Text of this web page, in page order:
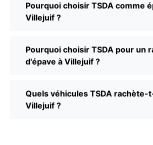
Pourquoi choisir TSDA comme
Villejuif ?
Pourquoi choisir TSDA pour un
d'épave à Villejuif ?
Quels véhicules TSDA rachète-
Villejuif ?